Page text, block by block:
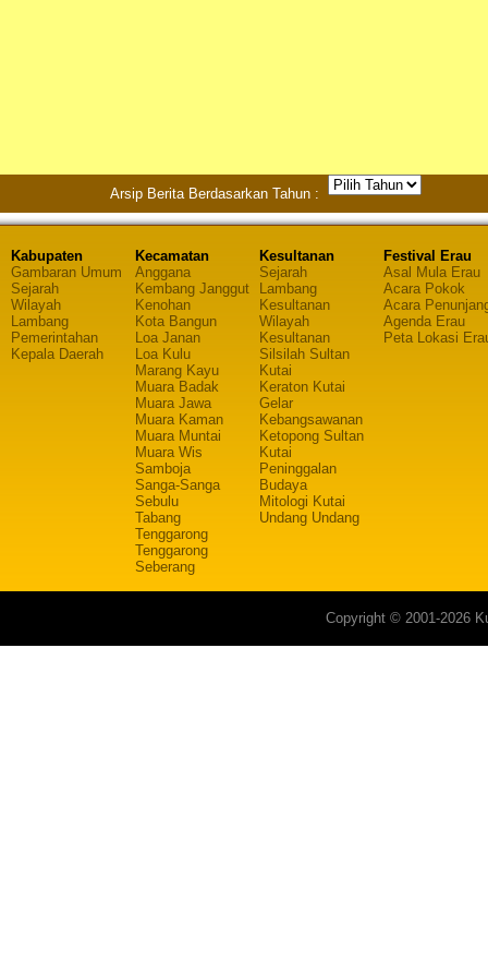
Arsip Berita Berdasarkan Tahun :
Kabupaten
Gambaran Umum
Sejarah
Wilayah
Lambang
Pemerintahan
Kepala Daerah
Kecamatan
Anggana
Kembang Janggut
Kenohan
Kota Bangun
Loa Janan
Loa Kulu
Marang Kayu
Muara Badak
Muara Jawa
Muara Kaman
Muara Muntai
Muara Wis
Samboja
Sanga-Sanga
Sebulu
Tabang
Tenggarong
Tenggarong
Seberang
Kesultanan
Sejarah
Lambang
Kesultanan
Wilayah
Kesultanan
Silsilah Sultan
Kutai
Keraton Kutai
Gelar
Kebangsawanan
Ketopong Sultan
Kutai
Peninggalan
Budaya
Mitologi Kutai
Undang Undang
Festival Erau
Asal Mula Erau
Acara Pokok
Acara
Agenda Erau
Peta Lokasi
Copyright © 2001-2026